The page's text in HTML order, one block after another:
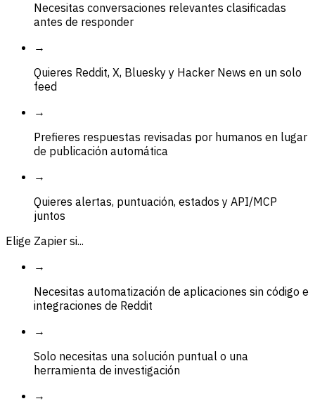
Necesitas conversaciones relevantes clasificadas
antes de responder
→
Quieres Reddit, X, Bluesky y Hacker News en un solo
feed
→
Prefieres respuestas revisadas por humanos en lugar
de publicación automática
→
Quieres alertas, puntuación, estados y API/MCP
juntos
Elige Zapier si...
→
Necesitas automatización de aplicaciones sin código e
integraciones de Reddit
→
Solo necesitas una solución puntual o una
herramienta de investigación
→